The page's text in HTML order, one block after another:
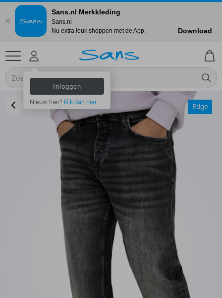
Inloggen
Nieuw hier? klik dan hier
Edge
Sans.nl Merkkleding
Sans.nl
Nu extra leuk shoppen met de App.
Download